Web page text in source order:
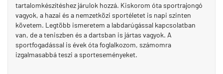
tartalomkészítéshez járulok hozzá. Kiskorom óta sportrajongó
vagyok, a hazai és a nemzetközi sportéletet is napi szinten
követem. Legtöbb ismeretem a labdarúgással kapcsolatban
van, de a teniszben és a dartsban is jártas vagyok. A
sportfogadással is évek óta foglalkozom, számomra
izgalmasabbá teszi a sporteseményeket.